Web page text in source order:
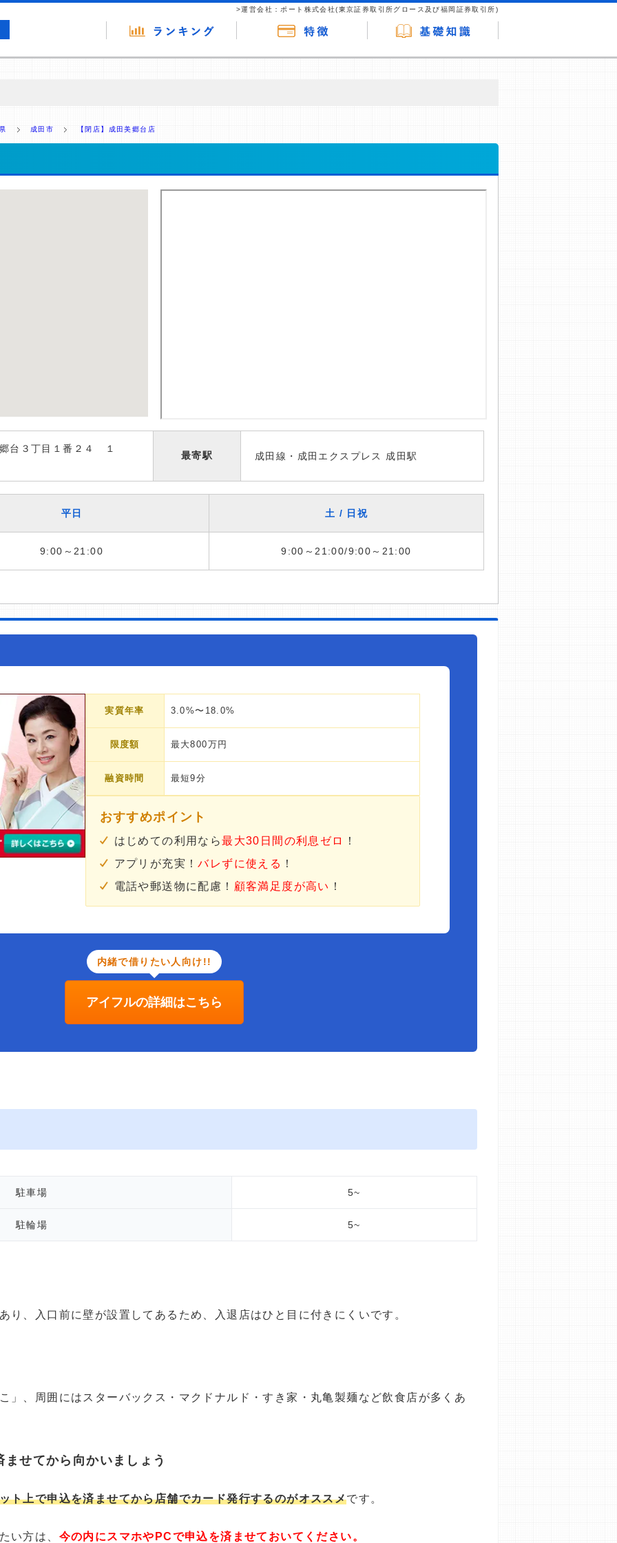
>運営会社：ポート株式会社(東京証券取引所グロース及び福岡証券取引所)
供を行っています。
成田市 【閉店】成田美郷台店
台３丁目１番２４ １
最寄駅 成田線・成田エクスプレス 成田駅
平日 土 / 日祝
9:00～21:00 9:00～21:00/9:00～21:00
実質年率 3.0%〜18.0%
限度額 最大800万円
融資時間 最短9分
おすすめポイント
はじめての利用なら最大30日間の利息ゼロ
！
アプリが充実！バレずに使える ！
電話や郵送物に配慮！ 顧客満足度が高い ！
内緒で借りたい人向け!!
アイフルの詳細はこちら
駐車場 5~
駐輪場 5~
り、入口前に壁が設置してあるため、入退店はひと目に付きにくいです。
」、周囲にはスターバックス・マクドナルド・すき家・丸亀製麺など飲食店が多くあ
せてから向かいましょう
ト上で申込を済ませてから店舗でカード発行するのがオススメです。
い方は、 今の内にスマホやPCで申込を済ませておいてください。